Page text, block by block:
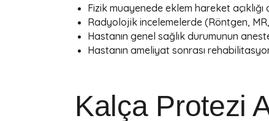
Fizik muayenede eklem hareket açıklığı
Radyolojik incelemelerde (Röntgen,
Hastanın genel sağlık durumunun
Hastanın ameliyat sonrası
Kalça Protezi